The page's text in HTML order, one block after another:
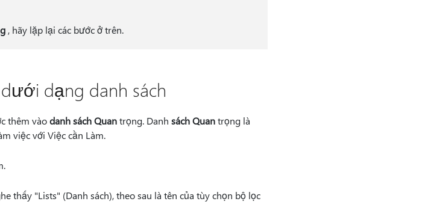
, hãy lặp lại các bước ở trên.
dạng danh sách
thêm vàodanh sách Quantrọng. Danh sách Quantrọng là
việc với Việc cần Làm.
thấy "Lists" (Danh sách), theo sau là tên của tùy chọn bộ lọc